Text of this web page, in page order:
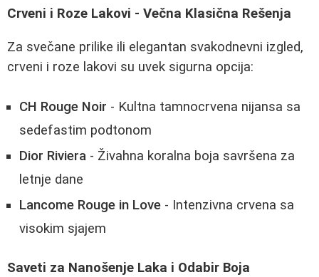
Crveni i Roze Lakovi - Večna Klasična Rešenja
Za svečane prilike ili elegantan svakodnevni izgled,
crveni i roze lakovi su uvek sigurna opcija:
CH Rouge Noir - Kultna tamnocrvena nijansa sa
sedefastim podtonom
Dior Riviera - Živahna koralna boja savršena za
letnje dane
Lancome Rouge in Love - Intenzivna crvena sa
visokim sjajem
Saveti za Nanošenje Laka i Odabir Boja